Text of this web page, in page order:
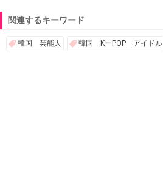
関連するキーワード
韓国 芸能人 韓国 KーPOP アイドル